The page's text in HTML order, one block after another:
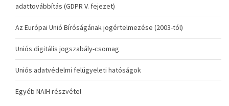
adattovábbítás (GDPR V. fejezet)
Az Európai Unió Bíróságának jogértelmezése (2003-tól)
Uniós digitális jogszabály-csomag
Uniós adatvédelmi felügyeleti hatóságok
Egyéb NAIH részvétel